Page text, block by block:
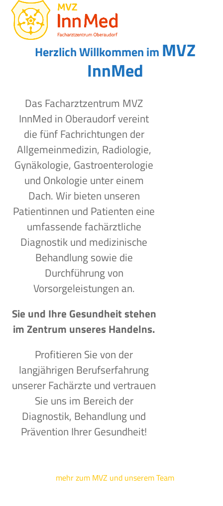
Skip
content
Open
mobile
menu
Close
mobile
menu
Herzlich Willkommen im MVZ
InnMed
Das Facharztzentrum MVZ
InnMed in Oberaudorf vereint
die fünf Fachrichtungen der
Allgemeinmedizin, Radiologie,
Gynäkologie, Gastroenterologie
und Onkologie unter einem
Dach. Wir bieten unseren
Patientinnen und Patienten eine
umfassende fachärztliche
Diagnostik und medizinische
Behandlung sowie die
Durchführung von
Vorsorgeleistungen an.
Sie und Ihre Gesundheit stehen
im Zentrum unseres Handelns.
Profitieren Sie von der
langjährigen Berufserfahrung
unserer Fachärzte und vertrauen
Sie uns im Bereich der
Diagnostik, Behandlung und
Prävention Ihrer Gesundheit!
mehr zum MVZ und unserem Team